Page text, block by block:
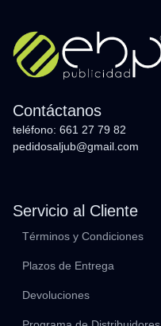
Contáctanos
teléfono: 661 27 79 82
pedidosaljub@gmail.com
Servicio al Cliente
Términos y Condiciones
Plazos de Entrega
Devoluciones